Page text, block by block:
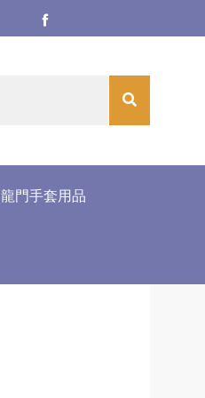
龍門手套用品